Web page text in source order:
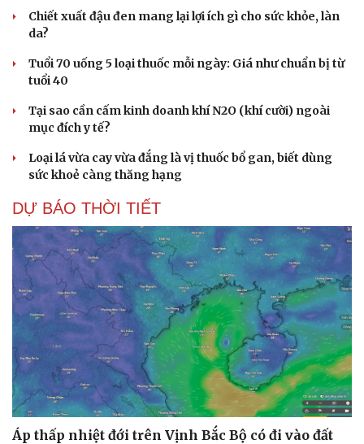
Chiết xuất đậu đen mang lại lợi ích gì cho sức khỏe, làn
da?
Tuổi 70 uống 5 loại thuốc mỗi ngày: Giá như chuẩn bị từ
tuổi 40
Tại sao cần cấm kinh doanh khí N2O (khí cười) ngoài
mục đích y tế?
Loại lá vừa cay vừa đắng là vị thuốc bổ gan, biết dùng
sức khoẻ càng thăng hạng
DỰ BÁO THỜI TIẾT
Áp thấp nhiệt đới trên Vịnh Bắc Bộ có đi vào đất